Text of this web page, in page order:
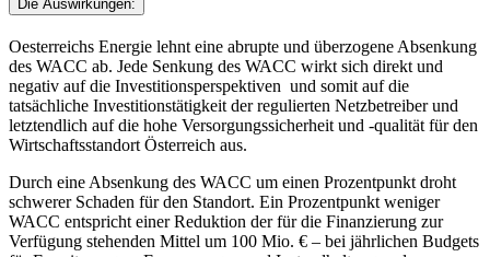
Die Auswirkungen:
Oesterreichs Energie lehnt eine abrupte und überzogene Absenkung
des WACC ab. Jede Senkung des WACC wirkt sich direkt und
negativ auf die Investitionsperspektiven und somit auf die
tatsächliche Investitionstätigkeit der regulierten Netzbetreiber und
letztendlich auf die hohe Versorgungssicherheit und -qualität für den
Wirtschaftsstandort Österreich aus.
Durch eine Absenkung des WACC um einen Prozentpunkt droht
schwerer Schaden für den Standort. Ein Prozentpunkt weniger
WACC entspricht einer Reduktion der für die Finanzierung zur
Verfügung stehenden Mittel um 100 Mio. € – bei jährlichen Budgets